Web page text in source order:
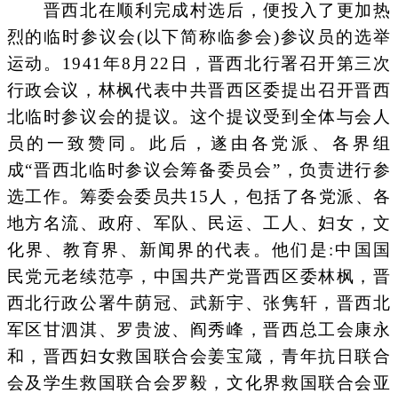
晋西北在顺利完成村选后，便投入了更加热
烈的临时参议会(以下简称临参会)参议员的选举
运动。1941年8月22日，晋西北行署召开第三次
行政会议，林枫代表中共晋西区委提出召开晋西
北临时参议会的提议。这个提议受到全体与会人
员的一致赞同。此后，遂由各党派、各界组
成“晋西北临时参议会筹备委员会”，负责进行参
选工作。筹委会委员共15人，包括了各党派、各
地方名流、政府、军队、民运、工人、妇女，文
化界、教育界、新闻界的代表。他们是:中国国
民党元老续范亭，中国共产党晋西区委林枫，晋
西北行政公署牛荫冠、武新宇、张隽轩，晋西北
军区甘泗淇、罗贵波、阎秀峰，晋西总工会康永
和，晋西妇女救国联合会姜宝箴，青年抗日联合
会及学生救国联合会罗毅，文化界救国联合会亚